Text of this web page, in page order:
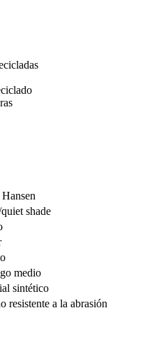
shade
medio
sintético
resistente a la abrasión